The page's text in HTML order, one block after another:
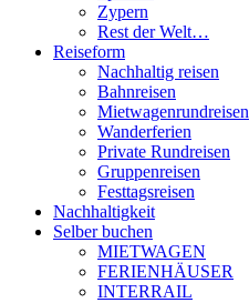
Zypern
Rest der Welt…
Reiseform
Nachhaltig reisen
Bahnreisen
Mietwagenrundreisen
Wanderferien
Private Rundreisen
Gruppenreisen
Festtagsreisen
Nachhaltigkeit
Selber buchen
MIETWAGEN
FERIENHÄUSER
INTERRAIL